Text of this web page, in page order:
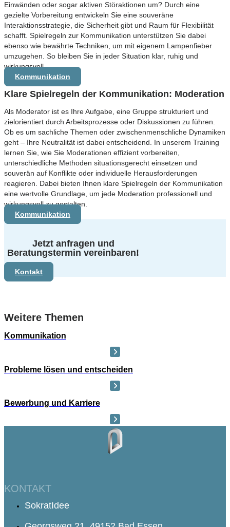
Einwänden oder sogar aktiven Störaktionen um? Durch eine
gezielte Vorbereitung entwickeln Sie eine souveräne
Interaktionsstrategie, die Sicherheit gibt und Raum für Flexibilität
schafft. Spielregeln zur Kommunikation unterstützen Sie dabei
ebenso wie bewährte Techniken, um mit eigenem Lampenfieber
umzugehen. So bleiben Sie in jeder Situation klar, ruhig und
wirkungsvoll.
Kommunikation
Klare Spielregeln der Kommunikation: Moderation
Als Moderator ist es Ihre Aufgabe, eine Gruppe strukturiert und
zielorientiert durch Arbeitsprozesse oder Diskussionen zu führen.
Ob es um sachliche Themen oder zwischenmenschliche Dynamiken
geht – Ihre Neutralität ist dabei entscheidend. In unserem Training
lernen Sie, wie Sie Moderationen effizient vorbereiten,
unterschiedliche Methoden situationsgerecht einsetzen und
souverän auf Konflikte oder individuelle Herausforderungen
reagieren. Dabei bieten Ihnen klare Spielregeln der Kommunikation
eine wertvolle Grundlage, um jede Moderation professionell und
wirkungsvoll zu gestalten.
Kommunikation
Jetzt anfragen und
Beratungstermin vereinbaren!
Kontakt
Weitere Themen
Kommunikation
Probleme lösen und entscheiden
Bewerbung und Karriere
KONTAKT
SokratIdee